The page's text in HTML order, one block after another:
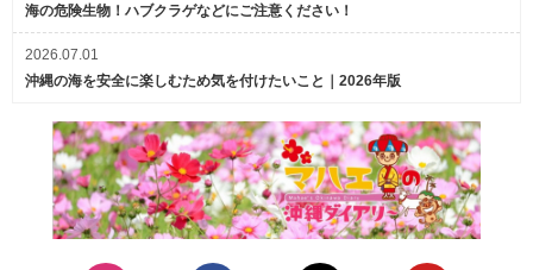
海の危険生物！ハブクラゲなどにご注意ください！
2026.07.01
沖縄の海を安全に楽しむため気を付けたいこと｜2026年版